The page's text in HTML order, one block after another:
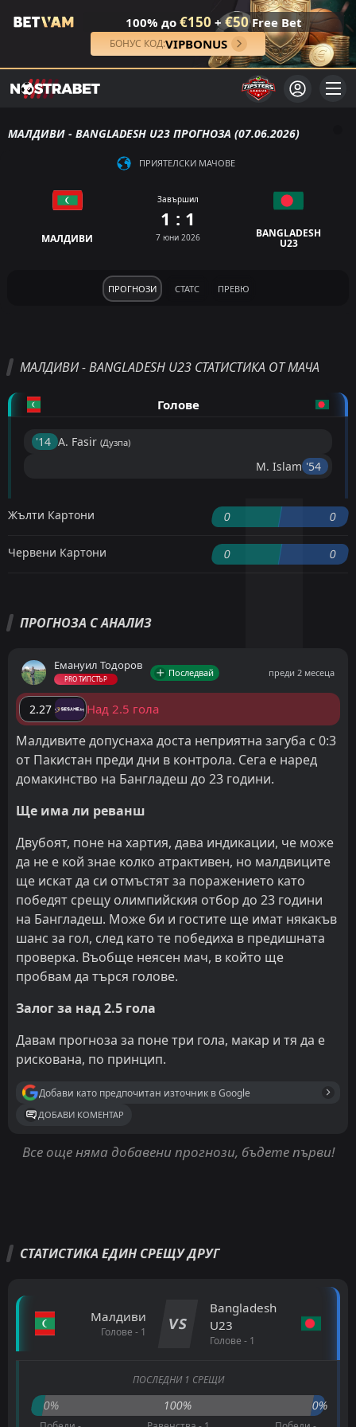
100% до €150 + €50Free Bet
БОНУС КОД:VIPBONUS
МАЛДИВИ - BANGLADESH U23 ПРОГНОЗА (07.06.2026)
ПРИЯТЕЛСКИ МАЧОВЕ
МАЛДИВИ
Завършил
1 : 1
7 юни 2026 BANGLADESH
U23
ПРОГНОЗИ СТАТС ПРЕВЮ
МАЛДИВИ - BANGLADESH U23 СТАТИСТИКА ОТ МАЧА
Голове
'14 ︎ A. Fasir (Дузпа)
M. Islam '54 ︎
Жълти Картони 0 0
Червени Картони 0 0
ПРОГНОЗА С АНАЛИЗ
Емануил Тодоров
PRO ТИПСТЪР
Последвай преди 2 месеца
2.27 Над 2.5 гола
Малдивите допуснаха доста неприятна загуба с 0:3
от Пакистан преди дни в контрола. Сега е наред
домакинство на Бангладеш до 23 години.
Ще има ли реванш
Двубоят, поне на хартия, дава индикации, че може
да не е кой знае колко атрактивен, но малдвиците
ще искат да си отмъстят за поражението като
победят срещу олимпийския отбор до 23 години
на Бангладеш. Може би и гостите ще имат някакъв
шанс за гол, след като те победиха в предишната
проверка. Въобще неясен мач, в който ще
пробвам да търся голове.
Залог за над 2.5 гола
Давам прогноза за поне три гола, макар и тя да е
рискована, по принцип.
Добави като предпочитан източник в Google
ДОБАВИ КОМЕНТАР
Все още няма добавени прогнози, бъдете първи!
СТАТИСТИКА ЕДИН СРЕЩУ ДРУГ
Малдиви
Голове - 1 VS
Bangladesh
U23
Голове - 1
ПОСЛЕДНИ 1 СРЕЩИ
0% 100% 0%